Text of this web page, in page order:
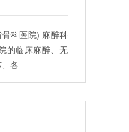
科医院) 麻醉科
的临床麻醉、无
各...